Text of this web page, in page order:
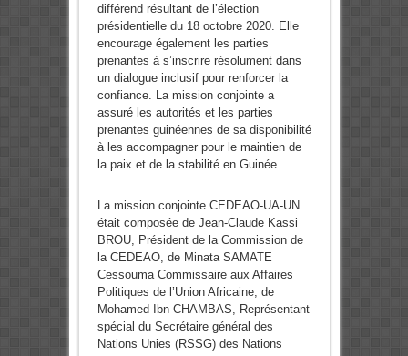
différend résultant de l’élection
présidentielle du 18 octobre 2020. Elle
encourage également les parties
prenantes à s’inscrire résolument dans
un dialogue inclusif pour renforcer la
confiance. La mission conjointe a
assuré les autorités et les parties
prenantes guinéennes de sa disponibilité
à les accompagner pour le maintien de
la paix et de la stabilité en Guinée
La mission conjointe CEDEAO-UA-UN
était composée de Jean-Claude Kassi
BROU, Président de la Commission de
la CEDEAO, de Minata SAMATE
Cessouma Commissaire aux Affaires
Politiques de l’Union Africaine, de
Mohamed Ibn CHAMBAS, Représentant
spécial du Secrétaire général des
Nations Unies (RSSG) des Nations